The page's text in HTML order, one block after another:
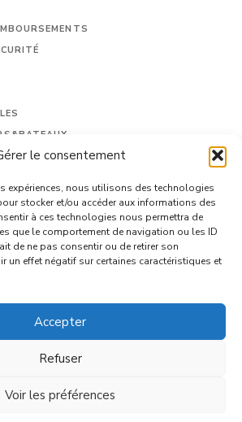
le consentement
expériences, nous utilisons des technologies
stocker et/ou accéder aux informations des
à ces technologies nous permettra de
que le comportement de navigation ou les ID
de ne pas consentir ou de retirer son
un effet négatif sur certaines caractéristiques et
Accepter
Refuser
Voir les préférences